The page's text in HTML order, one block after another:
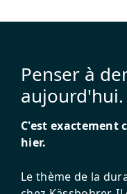
Penser à
aujourd'hui.
C'est exactement
hier.
Le thème de la